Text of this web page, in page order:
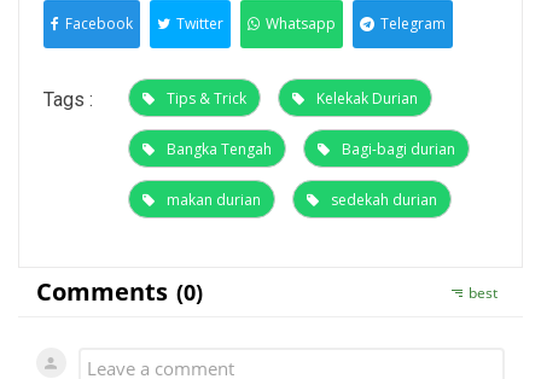
Facebook Twitter Whatsapp Telegram
Tags : Tips & Trick Kelekak Durian
Bangka Tengah Bagi-bagi durian
makan durian sedekah durian